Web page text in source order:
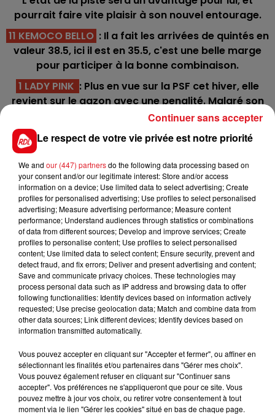
pourrait faire vite plaisir à son nouvel entourage.
11 KEMOCO BELLO : Il a fait les arrivées de quintés en
valeur 38.5, ici il est en 35.5, c'est une belle marge
pour participer à la bonne combinaison.
1 LADY PINK : Plus en vue sur la PSF cet hiver, elle
revient sur le gazon avec une penalité. Malgré son
top-weight, elle vaut largement un lot.
6 SAVE YOUR BREGHT: Vainqueur sur cette piste
l'été dernier, elle se retrouve bien placé dans les
stalles. Pas impossible.
EN DIRECT DES PISTES;
FILS D'ACTUS
15 juillet 2026
BÉTHUNE: ENQUÊTE POUR HOMICIDE
VOLONTAIRE EN COURS, APRÈS LA...
Le respect de votre vie privée est notre priorité
We and our (447) partnersdo the following data processing based on
your consent and/or our legitimate interest: Store and/or access
information on a device; Use limited data to select advertising; Create
profiles for personalised advertising; Use profiles to select personalised
advertising; Measure advertising performance; Measure content
performance; Understand audiences through statistics or combinations
of data from different sources; Develop and improve services; Create
profiles to personalise content; Use profiles to select personalised
content; Use limited data to select content; Ensure security, prevent and
detect fraud, and fix errors; Deliver and present advertising and content;
Save and communicate privacy choices. These technologies may
process personal data such as IP address and browsing data to offer
following functionalities: Identify devices based on information actively
requested; Use precise geolocation data; Match and combine data from
other data sources; Link different devices; Identify devices based on
information transmitted automatically.
Vous pouvez accepter en cliquant sur "Accepter et fermer", ou affiner en
sélectionnant les finalités et/ou partenaires dans "Gérer mes choix".
Vous pouvez également refuser en cliquant sur "Continuer sans
accepter". Vos préférences ne s'appliqueront que pour ce site. Vous
pouvez mettre à jour vos choix, ou retirer votre consentement à tout
moment via le lien "Gérer les cookies" situé en bas de chaque page.
Continuer sans accepter